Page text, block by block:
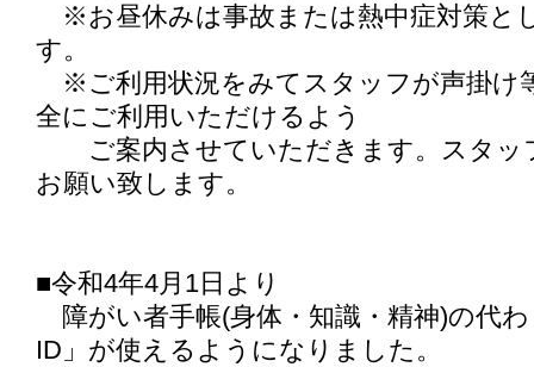
※お昼休みは事故または熱中症対策と
す。
※ご利用状況をみてスタッフが声掛け
全にご利用いただけるよう
ご案内させていただきます。スタッ
お願い致します。
■令和4年4月1日より
障がい者手帳(身体・知識・精神)の代
ID」が使えるようになりました。